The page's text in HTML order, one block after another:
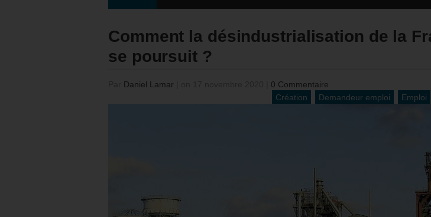
Comment la désindustrialisation de la
se poursuit ?
Daniel Lamar
0 Commentaire
Création
Demandeur emploi Emploi